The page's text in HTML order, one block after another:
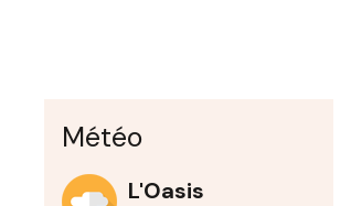
Météo
L'Oasis